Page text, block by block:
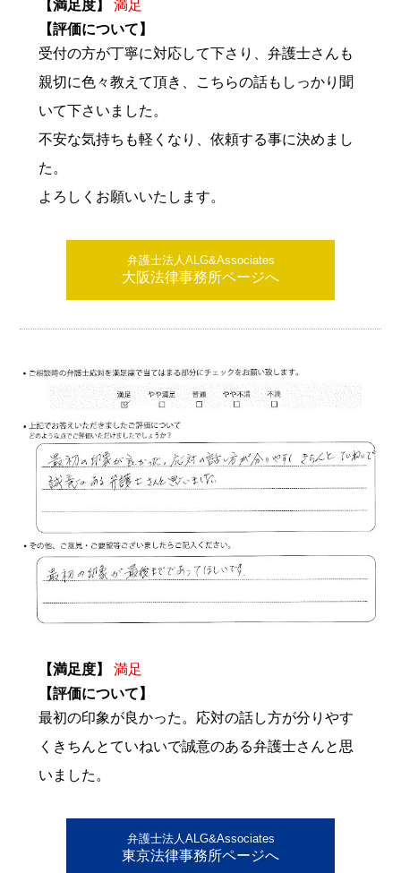
【満足度】
満足
【評価について】
受付の方が丁寧に対応して下さり、弁護士さんも
親切に色々教えて頂き、こちらの話もしっかり聞
いて下さいました。
不安な気持ちも軽くなり、依頼する事に決めまし
た。
よろしくお願いいたします。
弁護士法人ALG&Associates
大阪法律事務所ページへ
【満足度】
満足
【評価について】
最初の印象が良かった。応対の話し方が分りやす
くきちんとていねいで誠意のある弁護士さんと思
いました。
弁護士法人ALG&Associates
東京法律事務所ページへ